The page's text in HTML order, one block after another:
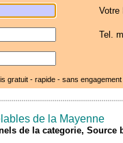
Votre
Tel.
gratuit - rapide - sans
de la Mayenne
de la categorie, Source